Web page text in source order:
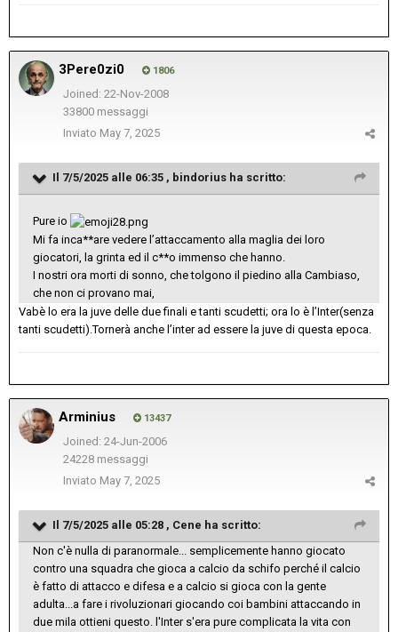
3Pere0zi0 1806
Joined: 22-Nov-2008
33800 messaggi
Inviato May 7, 2025
Il 7/5/2025 alle 06:35 , bindorius ha scritto:
Pure io
Mi fa inca**are vedere l’attaccamento alla maglia dei loro
giocatori, la grinta ed il c**o immenso che hanno.
I nostri ora morti di sonno, che tolgono il piedino alla Cambiaso,
che non ci provano mai,
Vabè lo era la juve delle due finali e tanti scudetti; ora lo è l’Inter(senza
tanti scudetti).Tornerà anche l’inter ad essere la juve di questa epoca.
Arminius 13437
Joined: 24-Jun-2006
24228 messaggi
Inviato May 7, 2025
Il 7/5/2025 alle 05:28 , Cene ha scritto:
Non c'è nulla di paranormale... semplicemente hanno giocato
contro una squadra che gioca a calcio da schifo perché il calcio
è fatto di attacco e difesa e a calcio si gioca con la gente
adulta...a fare i rivoluzionari giocando coi bambini attaccando in
due mila ottieni questo. l'Inter s'era pure complicata la vita con